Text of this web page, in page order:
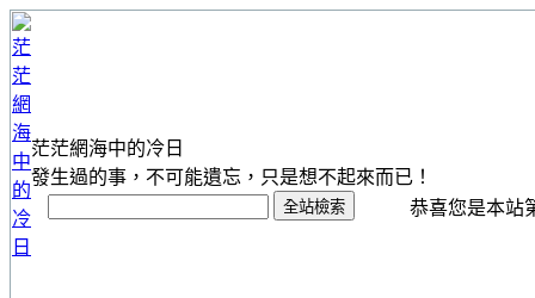
茫茫網海中的冷日
發生過的事，不可能遺忘，只是想不起來而已！
恭喜您是本站